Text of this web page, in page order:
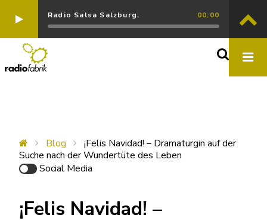
Radio Salsa Salzburg. 00:00
Blog
¡Felis Navidad! – Dramaturgin auf der
Suche nach der Wundertüte des Leben
Social Media
¡Felis Navidad! –